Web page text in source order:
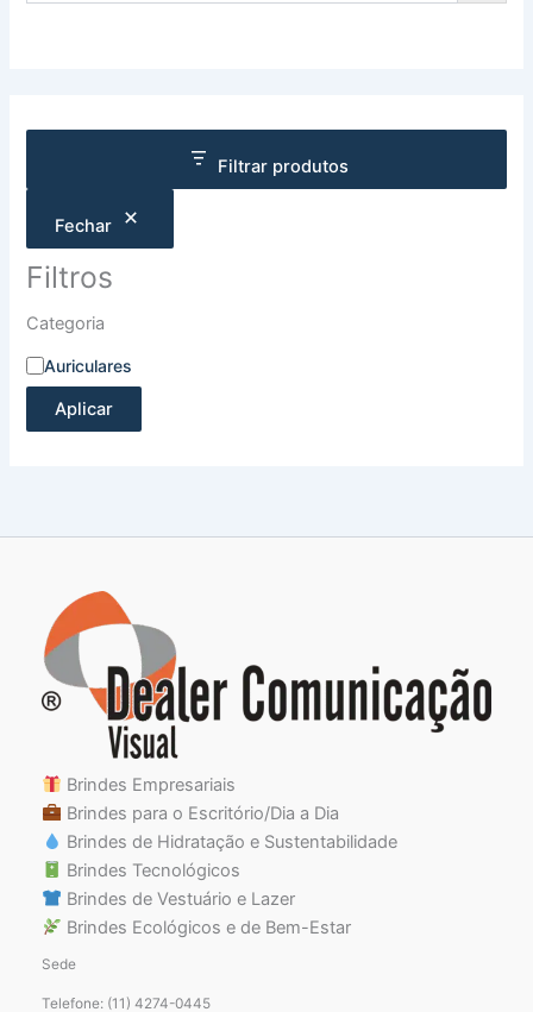
Filtrar produtos
Fechar
Filtros
Categoria
Auriculares
Aplicar
Brindes Empresariais
Brindes para o Escritório/Dia a Dia
Brindes de Hidratação e Sustentabilidade
Brindes Tecnológicos
Brindes de Vestuário e Lazer
Brindes Ecológicos e de Bem-Estar
Sede
Telefone: (11) 4274-0445